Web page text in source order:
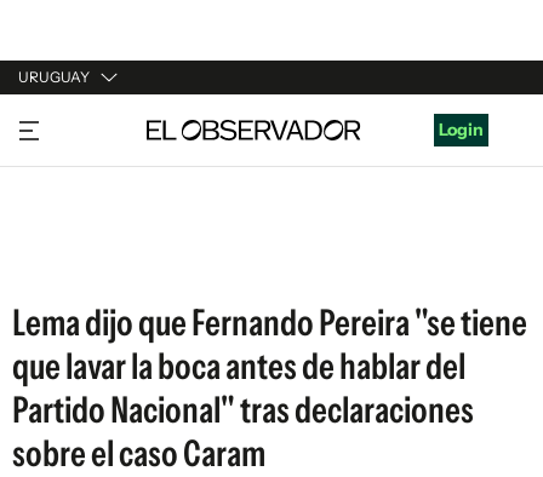
URUGUAY
URUGUAY
ARGENTINA
Login
Lema dijo que Fernando Pereira "se tiene
que lavar la boca antes de hablar del
Partido Nacional" tras declaraciones
sobre el caso Caram